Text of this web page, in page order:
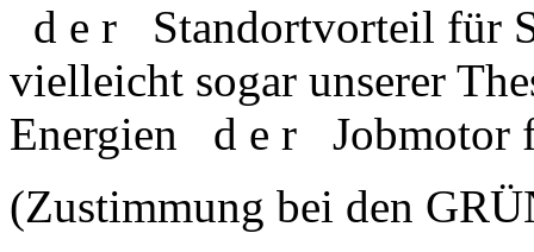
d e r Standortvorteil für
vielleicht sogar unserer
Energien d e r Jobmotor
(Zustimmung bei den